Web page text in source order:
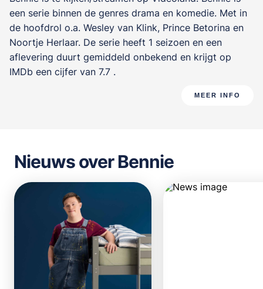
een serie binnen de genres drama en komedie. Met in
de hoofdrol o.a. Wesley van Klink, Prince Betorina en
Noortje Herlaar. De serie heeft 1 seizoen en een
aflevering duurt gemiddeld onbekend en krijgt op
IMDb een cijfer van 7.7 .
MEER INFO
Nieuws over Bennie